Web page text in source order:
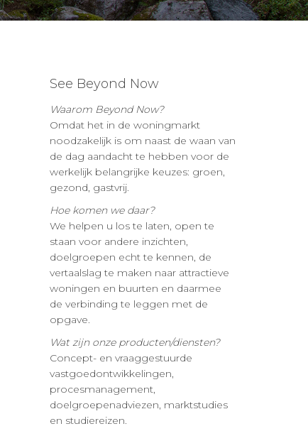
See Beyond Now
Waarom Beyond Now?
Omdat het in de woningmarkt
noodzakelijk is om naast de waan van
de dag aandacht te hebben voor de
werkelijk belangrijke keuzes: groen,
gezond, gastvrij.
Hoe komen we daar?
We helpen u los te laten, open te
staan voor andere inzichten,
doelgroepen echt te kennen, de
vertaalslag te maken naar attractieve
woningen en buurten en daarmee
de verbinding te leggen met de
opgave.
Wat zijn onze producten/diensten?
Concept- en vraaggestuurde
vastgoedontwikkelingen,
procesmanagement,
doelgroepenadviezen, marktstudies
en studiereizen.